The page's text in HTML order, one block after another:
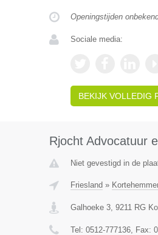
Openingstijden
Sociale media:
BEKIJK VOLLEDIG
Rjocht Advocatuur
Niet gevestigd in de
Friesland »
Galhoeke 3, 9211 RG
Tel: 0512-777136, Fax: